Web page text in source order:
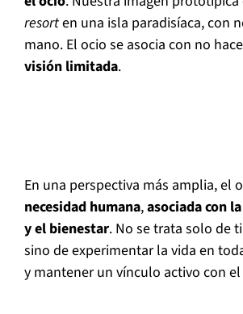
resorten una isla paradisíaca, con
mano. El ocio se asocia con no
visión limitada.
En una perspectiva más amplia, el
necesidad humana,asociada con
y el bienestar. No se trata solo de
sino de experimentar la vida en
y mantener un vínculo activo con